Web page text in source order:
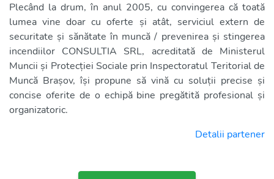
Plecând la drum, în anul 2005, cu convingerea că toată
lumea vine doar cu oferte și atât, serviciul extern de
securitate și sănătate în muncă / prevenirea și stingerea
incendiilor CONSULTIA SRL, acreditată de Ministerul
Muncii și Protecției Sociale prin Inspectoratul Teritorial de
Muncă Brașov, își propune să vină cu soluții precise și
concise oferite de o echipă bine pregătită profesional și
organizatoric.
Detalii partener